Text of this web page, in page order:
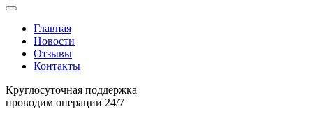
Главная
Новости
Отзывы
Контакты
Круглосуточная поддержка
проводим операции 24/7